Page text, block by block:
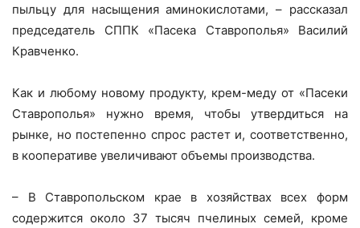
пыльцу для насыщения аминокислотами, – рассказал
председатель СППК «Пасека Ставрополья» Василий
Кравченко.
Как и любому новому продукту, крем-меду от «Пасеки
Ставрополья» нужно время, чтобы утвердиться на
рынке, но постепенно спрос растет и, соответственно,
в кооперативе увеличивают объемы производства.
– В Ставропольском крае в хозяйствах всех форм
содержится около 37 тысяч пчелиных семей, кроме